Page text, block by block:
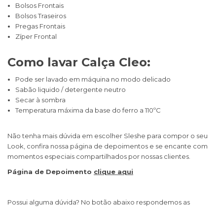
Bolsos Frontais
Bolsos Traseiros
Pregas Frontais
Zíper Frontal
Como lavar Calça Cleo:
Pode ser lavado em máquina no modo delicado
Sabão liquido / detergente neutro
Secar à sombra
Temperatura máxima da base do ferro a 110ºC​
Não tenha mais dúvida em escolher Sleshe para compor o seu
Look, confira nossa página de depoimentos e se encante com
momentos especiais compartilhados por nossas clientes.
Página de Depoimento clique aqui
Possui alguma dúvida? No botão abaixo respondemos as